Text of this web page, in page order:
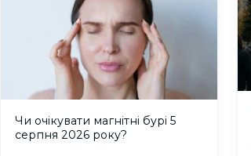
Чи очікувати магнітні бурі 5
серпня 2026 року?